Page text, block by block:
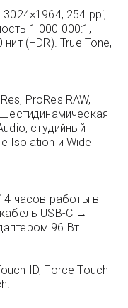
254 ppi,
1 000 000:1,
(HDR). True Tone,
ProRes RAW,
Шестидинамическая
студийный
Isolation и Wide
часов работы в
USB-C →
96 Вт.
ID, Force Touch